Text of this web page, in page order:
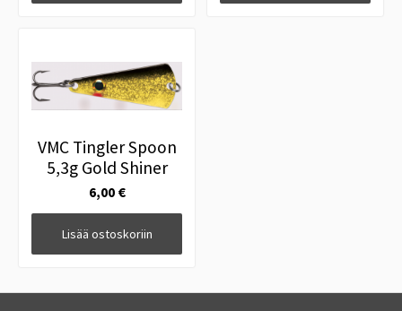
VMC Tingler Spoon
5,3g Gold Shiner
6,00 €
Lisää ostoskoriin